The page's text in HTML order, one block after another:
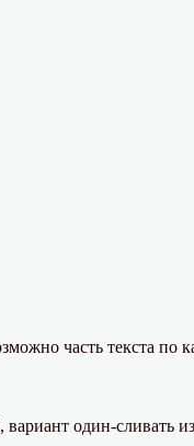
часть текста по
один-сливать